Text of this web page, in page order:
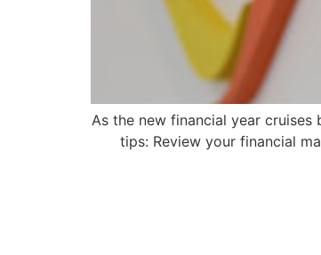
As the new financial year
tips: Review your financial